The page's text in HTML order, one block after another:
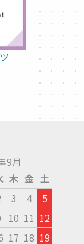
9月
木 金 土
3 4
5
10 11 12
17 18 19